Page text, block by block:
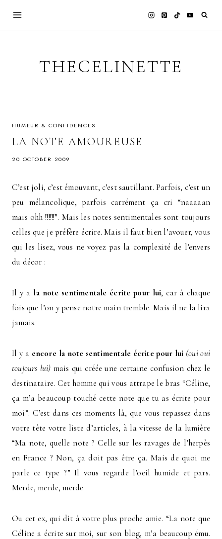
THECELINETTE
HUMEUR & CONFIDENCES
LA NOTE AMOUREUSE
20 OCTOBER 2009
C’est joli, c’est émouvant, c’est sautillant. Parfois, c’est un
peu mélancolique, parfois carrément ça cri “naaaaan
mais ohh !!!!!!”. Mais les notes sentimentales sont toujours
celles que je préfère écrire. Mais il faut bien l’avouer, vous
qui les lisez, vous ne voyez pas la complexité de l’envers
du décor :
Il y a la note sentimentale écrite pour lui, car à chaque
fois que l’on y pense notre main tremble. Mais il ne la lira
jamais.
Il y a encore la note sentimentale écrite pour lui (oui oui
toujours lui) mais qui créée une certaine confusion chez le
destinataire. Cet homme qui vous attrape le bras “Céline,
ça m’a beaucoup touché cette note que tu as écrite pour
moi”. C’est dans ces moments là, que vous repassez dans
votre tête votre liste d’articles, à la vitesse de la lumière
“Ma note, quelle note ? Celle sur les ravages de l’herpès
en France ? Non, ça doit pas être ça. Mais de quoi me
parle ce type ?” Il vous regarde l’oeil humide et pars.
Merde, merde, merde.
Ou cet ex, qui dit à votre plus proche amie. “La note que
Céline a écrite sur moi, sur son blog, m’a beaucoup ému.